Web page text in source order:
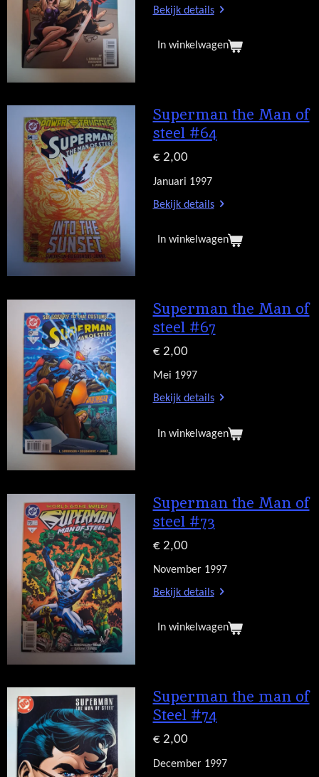
Bekijk details
In winkelwagen
Superman the Man of
steel #64
€ 2,00
Januari 1997
Bekijk details
In winkelwagen
Superman the Man of
steel #67
€ 2,00
Mei 1997
Bekijk details
In winkelwagen
Superman the Man of
steel #73
€ 2,00
November 1997
Bekijk details
In winkelwagen
Superman the man of
Steel #74
€ 2,00
December 1997